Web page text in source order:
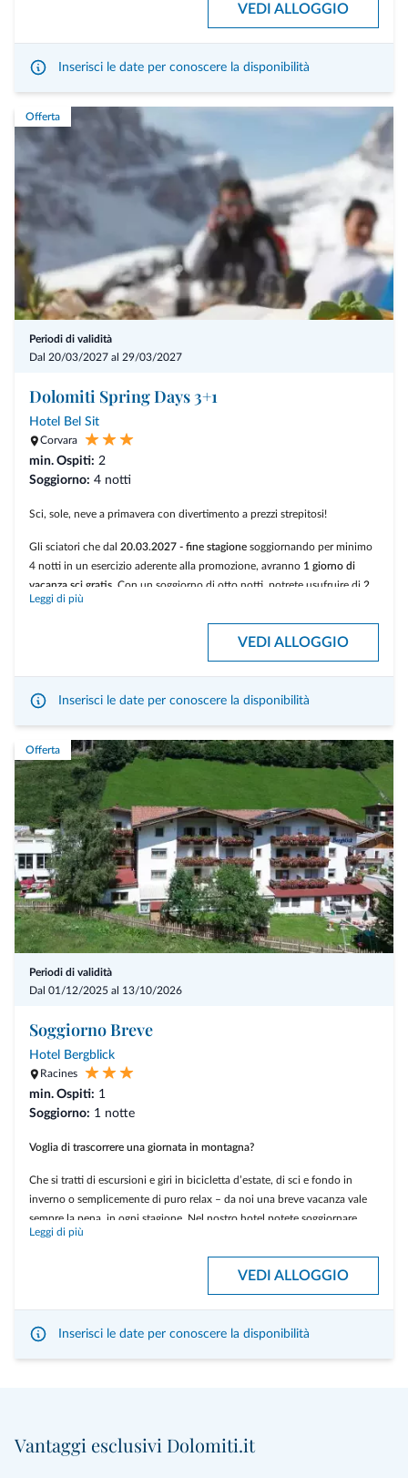
scelta dalla carta tradizionale My Arbor (bevande escluse e a
pagamento - cena inclusa per prenotazioni con mezza pensione)
Almeno 4 gettate di vapore al giorno
Programma sportivo durante tutto il giorno (pilates, yoga, ecc.)
Posto auto nel garage sotterraneo e all'aperto
Wi-fi gratuito in tutto l'albergo
My vacation: il concierge è sempre a disposizione per la
pianificazione individuale della vacanza (personal trainer, shopping
planner, visita guidata individuale presso il viticoltore, guida alpina,
allenamento di corsa, maestro di sci, escursioni in estate e in inverno
- su richiesta)
1 trattamento signature a persona
vino rosso, vino da dessert – disponibile anche una versione
Frizzante saluto di benvenuto nella suite con fragole al cioccolato
VEDI ALLOGGIO
Inserisci le date per conoscere la disponibilità
Offerta
Periodi di validità
Dal 20/03/2027 al 29/03/2027
Dolomiti Spring Days 3+1
Hotel Bel Sit
Corvara
min. Ospiti: 2
Soggiorno: 4 notti
Sci, sole, neve a primavera con divertimento a prezzi strepitosi!
Gli sciatori che dal 20.03.2027 - fine stagione soggiornando per minimo
4 notti in un esercizio aderente alla promozione, avranno 1 giorno di
vacanza sci gratis . Con un soggiorno di otto notti, potrete usufruire di 2
giorni di sci gratuiti
Scuole Sci Alta Badiaenoleggio attrezzatura(sci e snowbaord) a
prezzi speciali.
Condizioni:
Acquisto skipass possibile dall'apertura dell'online shop.
Soggiorno valido dal 20.03.2027 per minimo 4 notti.
Per ottenere la giornata skipass in omaggio richiedeteci il voucher.
Leggi di più
VEDI ALLOGGIO
Inserisci le date per conoscere la disponibilità
Offerta
Periodi di validità
Dal 01/12/2025 al 13/10/2026
Soggiorno Breve
Hotel Bergblick
Racines
min. Ospiti: 1
Soggiorno: 1 notte
Voglia di trascorrere una giornata in montagna?
Che si tratti di escursioni e giri in bicicletta d’estate, di sci e fondo in
inverno o semplicemente di puro relax – da noi una breve vacanza vale
sempre la pena, in ogni stagione. Nel nostro hotel potete soggiornare
anche per una sola notte
Godetevi tutti i comfort della nostra struttura, come la piscinae l’area
oppure potete noleggiare unae-bikea soli20,00 € al giorno.
Servizi inclusi
Leggi di più
VEDI ALLOGGIO
Inserisci le date per conoscere la disponibilità
Vantaggi esclusivi Dolomiti.it